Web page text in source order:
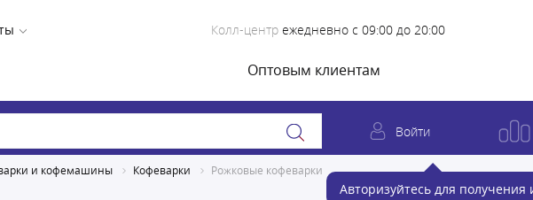
Колл-центр ежедневно с 09:00 до 20:00
Оптовым клиентам
Войти
Авторизуйтесь для
и кофемашины Кофеварки Рожковые кофеварки